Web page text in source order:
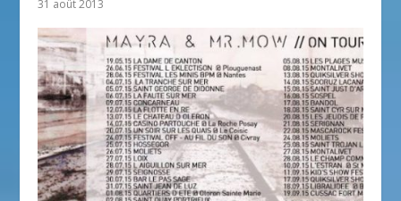
31 août 2013